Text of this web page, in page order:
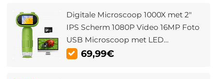
Digitale Microscoop 1000X met 2"
IPS Scherm 1080P Video 16MP Foto
USB Microscoop met LED
Verlichting en 32GB Kaart
69,99€